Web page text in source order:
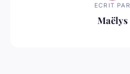
ECRIT PAR
Maëlys